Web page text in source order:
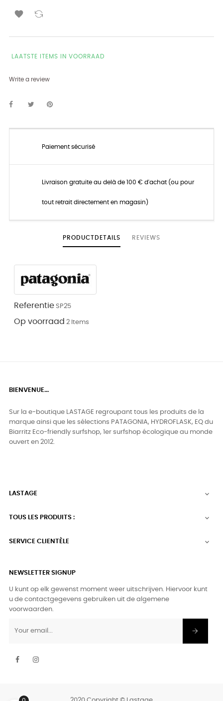

LAATSTE ITEMS IN VOORRAAD
Write a review
Paiement sécurisé
Livraison gratuite au delà de 100 € d'achat (ou pour
tout retrait directement en magasin)
PRODUCTDETAILS REVIEWS
Referentie SP25
Op voorraad 2 Items
BIENVENUE...
Sur la e-boutique LASTAGE regroupant tous les produits de la
marque ainsi que les sélections PATAGONIA, HYDROFLASK, EQ du
Biarritz Eco-friendly surfshop, 1er surfshop écologique au monde
ouvert en 2012.
LASTAGE 
TOUS LES PRODUITS : 
SERVICE CLIENTÈLE 
NEWSLETTER SIGNUP
U kunt op elk gewenst moment weer uitschrijven. Hiervoor kunt
u de contactgegevens gebruiken uit de algemene
voorwaarden.
Facebook